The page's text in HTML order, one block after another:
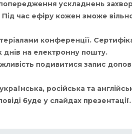
попередження ускладнень
час ефіру кожен зможе
конференції.
днів на електронну пошту.
подивитися запис
російська та
буде у слайдах презентації.